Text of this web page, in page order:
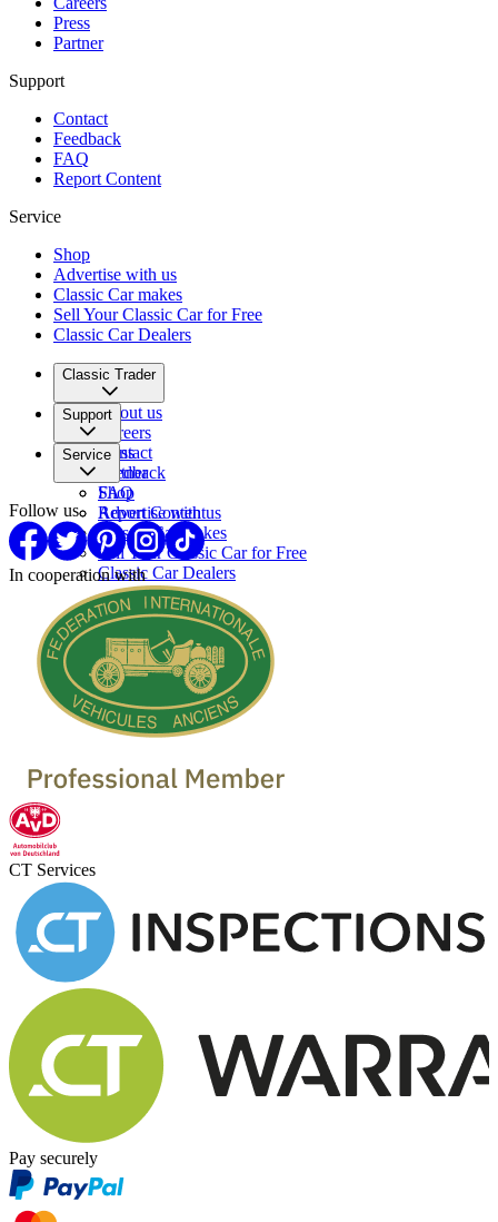
Press
Partner
Support
Contact
Feedback
FAQ
Report Content
Service
Shop
Advertise with us
Classic Car makes
Sell Your Classic Car for Free
Classic Car Dealers
Classic Trader
About us
Careers
Press
Partner
Support
Contact
Feedback
FAQ
Report Content
Service
Shop
Advertise with us
Classic Car makes
Sell Your Classic Car for Free
Classic Car Dealers
Follow us
In cooperation with
CT Services
Pay securely